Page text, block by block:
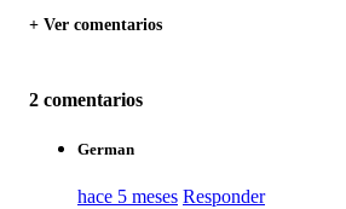
+ Ver comentarios
2 comentarios
German
hace 5 meses Responder